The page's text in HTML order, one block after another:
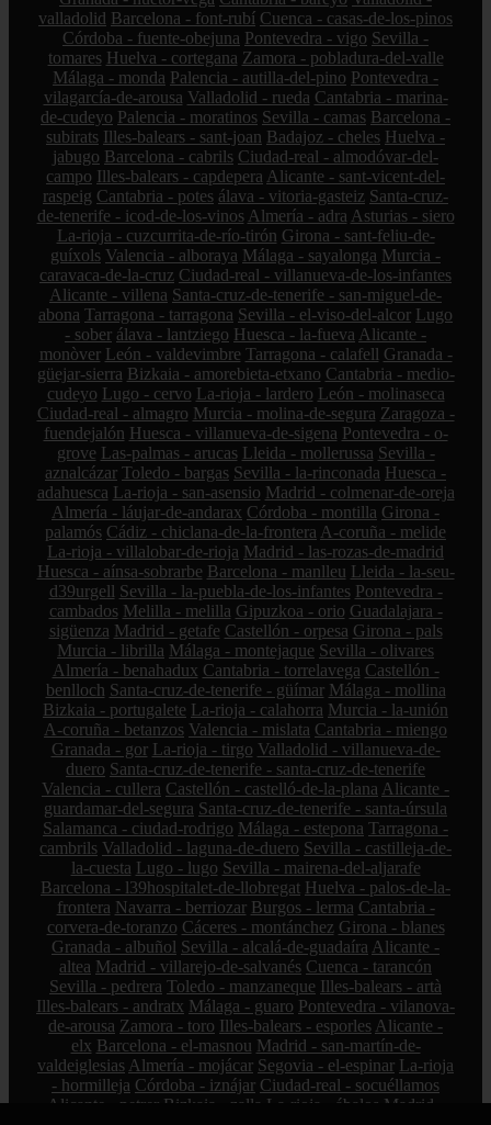
valladolid Barcelona - font-rubí Cuenca - casas-de-los-pinos
Córdoba - fuente-obejuna Pontevedra - vigo Sevilla -
tomares Huelva - cortegana Zamora - pobladura-del-valle
Málaga - monda Palencia - autilla-del-pino Pontevedra -
vilagarcía-de-arousa Valladolid - rueda Cantabria - marina-
de-cudeyo Palencia - moratinos Sevilla - camas Barcelona -
subirats Illes-balears - sant-joan Badajoz - cheles Huelva -
jabugo Barcelona - cabrils Ciudad-real - almodóvar-del-
campo Illes-balears - capdepera Alicante - sant-vicent-del-
raspeig Cantabria - potes álava - vitoria-gasteiz Santa-cruz-
de-tenerife - icod-de-los-vinos Almería - adra Asturias - siero
La-rioja - cuzcurrita-de-río-tirón Girona - sant-feliu-de-
guíxols Valencia - alboraya Málaga - sayalonga Murcia -
caravaca-de-la-cruz Ciudad-real - villanueva-de-los-infantes
Alicante - villena Santa-cruz-de-tenerife - san-miguel-de-
abona Tarragona - tarragona Sevilla - el-viso-del-alcor Lugo
- sober álava - lantziego Huesca - la-fueva Alicante -
monòver León - valdevimbre Tarragona - calafell Granada -
güejar-sierra Bizkaia - amorebieta-etxano Cantabria - medio-
cudeyo Lugo - cervo La-rioja - lardero León - molinaseca
Ciudad-real - almagro Murcia - molina-de-segura Zaragoza -
fuendejalón Huesca - villanueva-de-sigena Pontevedra - o-
grove Las-palmas - arucas Lleida - mollerussa Sevilla -
aznalcázar Toledo - bargas Sevilla - la-rinconada Huesca -
adahuesca La-rioja - san-asensio Madrid - colmenar-de-oreja
Almería - láujar-de-andarax Córdoba - montilla Girona -
palamós Cádiz - chiclana-de-la-frontera A-coruña - melide
La-rioja - villalobar-de-rioja Madrid - las-rozas-de-madrid
Huesca - aínsa-sobrarbe Barcelona - manlleu Lleida - la-seu-
d39urgell Sevilla - la-puebla-de-los-infantes Pontevedra -
cambados Melilla - melilla Gipuzkoa - orio Guadalajara -
sigüenza Madrid - getafe Castellón - orpesa Girona - pals
Murcia - librilla Málaga - montejaque Sevilla - olivares
Almería - benahadux Cantabria - torrelavega Castellón -
benlloch Santa-cruz-de-tenerife - güímar Málaga - mollina
Bizkaia - portugalete La-rioja - calahorra Murcia - la-unión
A-coruña - betanzos Valencia - mislata Cantabria - miengo
Granada - gor La-rioja - tirgo Valladolid - villanueva-de-
duero Santa-cruz-de-tenerife - santa-cruz-de-tenerife
Valencia - cullera Castellón - castelló-de-la-plana Alicante -
guardamar-del-segura Santa-cruz-de-tenerife - santa-úrsula
Salamanca - ciudad-rodrigo Málaga - estepona Tarragona -
cambrils Valladolid - laguna-de-duero Sevilla - castilleja-de-
la-cuesta Lugo - lugo Sevilla - mairena-del-aljarafe
Barcelona - l39hospitalet-de-llobregat Huelva - palos-de-la-
frontera Navarra - berriozar Burgos - lerma Cantabria -
corvera-de-toranzo Cáceres - montánchez Girona - blanes
Granada - albuñol Sevilla - alcalá-de-guadaíra Alicante -
altea Madrid - villarejo-de-salvanés Cuenca - tarancón
Sevilla - pedrera Toledo - manzaneque Illes-balears - artà
Illes-balears - andratx Málaga - guaro Pontevedra - vilanova-
de-arousa Zamora - toro Illes-balears - esporles Alicante -
elx Barcelona - el-masnou Madrid - san-martín-de-
valdeiglesias Almería - mojácar Segovia - el-espinar La-rioja
- hormilleja Córdoba - iznájar Ciudad-real - socuéllamos
Alicante - petrer Bizkaia - zalla La-rioja - ábalos Madrid -